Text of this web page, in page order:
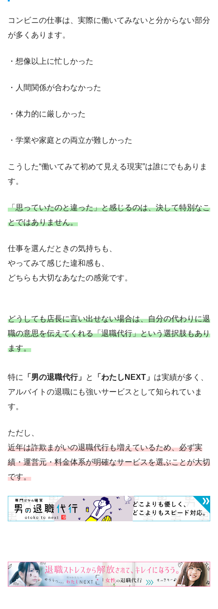
コンビニの仕事は、実際に働いてみないと分からない部分
が多くあります。
・想像以上に忙しかった
・人間関係が合わなかった
・体力的に厳しかった
・学業や家庭との両立が難しかった
こうした“働いてみて初めて見える現実”は誰にでもありま
す。
「思っていたのと違った」と感じるのは、決して特別なこ
とではありません。
仕事を選んだときの気持ちも、
やってみて感じた違和感も、
どちらも大切なあなたの感覚です。
どうしても店長に言い出せない場合は、自分の代わりに退
職の意思を伝えてくれる「退職代行」という選択肢もあり
ます。
特に 「男の退職代行」 と 「わたしNEXT」 は実績が多く、
アルバイトの退職にも強いサービスとして知られていま
す。
ただし、
近年は詐欺まがいの退職代行も増えているため、必ず実
績・運営元・料金体系が明確なサービスを選ぶことが大切
です。